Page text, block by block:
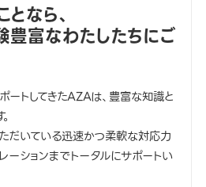
なら、
豊富なわたしたちにご
ートしてきたAZAは、豊富な知識と
だいている迅速かつ柔軟な対応力
ーションまでトータルにサポートい